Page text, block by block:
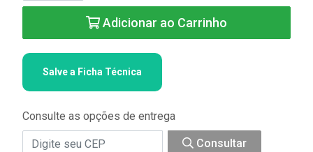
Adicionar ao Carrinho
Salve a Ficha Técnica
Consulte as opções de entrega
Consultar